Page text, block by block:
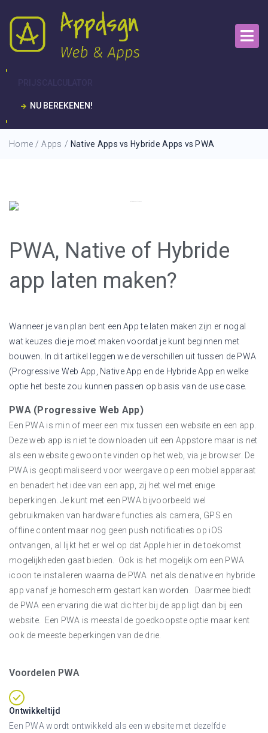
NU BEREKENEN!
Home / Apps / Native Apps vs Hybride Apps vs PWA
PWA, Native of Hybride
app laten maken?
Wanneer je van plan bent een App te laten maken zijn er nogal
wat keuzes die je moet maken voordat je kunt beginnen met
bouwen. In dit artikel leggen we de verschillen uit tussen de PWA
(Progressive Web App, Native App en de Hybride App en welke
optie het beste zou kunnen passen op basis van de use case.
PWA (Progressive Web App)
Een PWA is min of meer een mix tussen een website en een app.
Deze web app is niet te downloaden uit een Appstore maar is net
als een website gewoon te vinden op het web, via je browser. De
PWA is geoptimaliseerd voor weergave op een mobiel apparaat
en benadert het idee van een app, zij het wel met enige
beperkingen. Je kunt met een PWA bijvoorbeeld wel
gebruikmaken van hardware functies als camera, GPS en
offline content maar nog geen push notificaties op iOS
ontvangen, al lijkt het er wel op dat Apple hier in de toekomst
mogelijkheden gaat bieden. Ook is het mogelijk om een PWA
icoon te installeren waarna de PWA net als de native en hybride
app vanaf je homescherm gestart kan worden. Daarmee biedt
de PWA een ervaring die wat dichter bij de app ligt dan bij een
website. Een PWA is meestal de goedkoopste optie maar kent
ook de meeste beperkingen van de drie.
Voordelen PWA
Ontwikkeltijd
Een PWA wordt ontwikkeld als een website met dezelfde